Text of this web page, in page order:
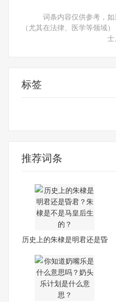
词条内容仅供参考，
（尤其在法律、医学等领域
士
标签
推荐词条
历史上的朱棣是明君还是昏